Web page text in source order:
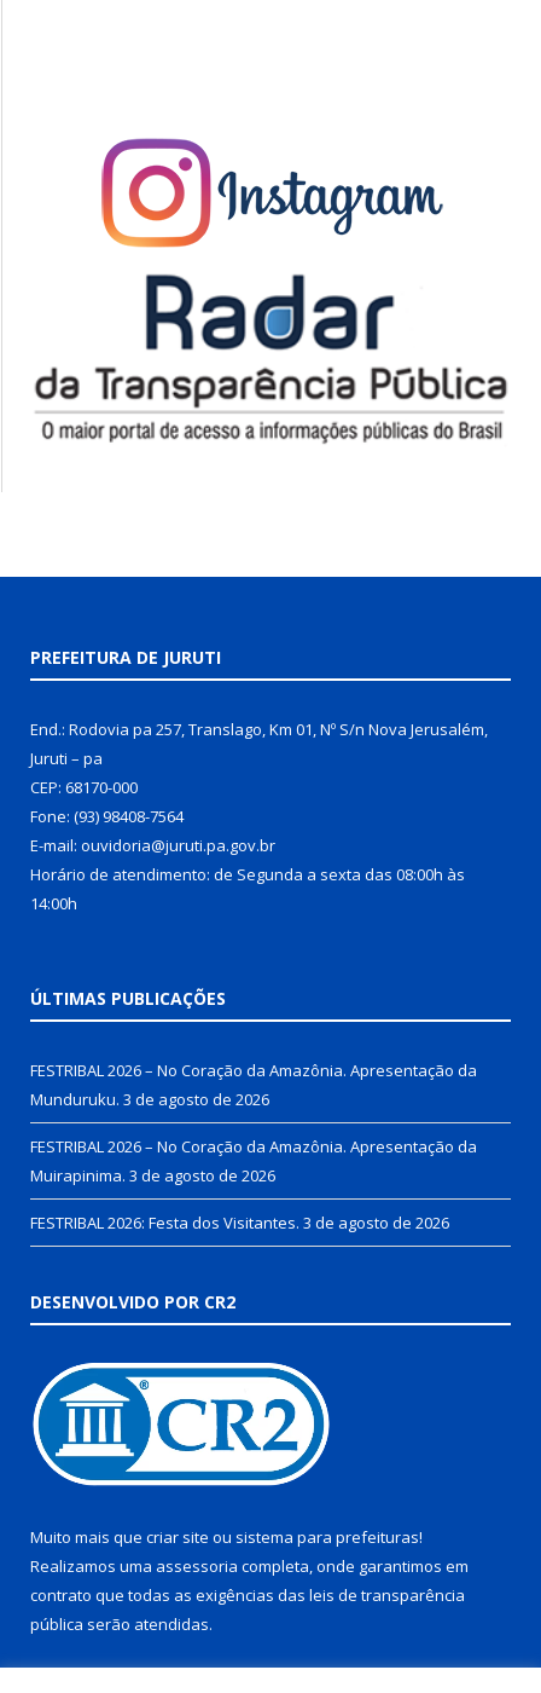
PREFEITURA DE JURUTI
End.: Rodovia pa 257, Translago, Km 01, Nº S/n Nova Jerusalém,
Juruti – pa
CEP: 68170-000
Fone: (93) 98408-7564
E-mail: ouvidoria@juruti.pa.gov.br
Horário de atendimento: de Segunda a sexta das 08:00h às
14:00h
ÚLTIMAS PUBLICAÇÕES
FESTRIBAL 2026 – No Coração da Amazônia. Apresentação da
Munduruku. 3 de agosto de 2026
FESTRIBAL 2026 – No Coração da Amazônia. Apresentação da
Muirapinima. 3 de agosto de 2026
FESTRIBAL 2026: Festa dos Visitantes. 3 de agosto de 2026
DESENVOLVIDO POR CR2
Muito mais que criar site ou sistema para prefeituras!
Realizamos uma assessoria completa, onde garantimos em
contrato que todas as exigências das leis de transparência
pública serão atendidas.